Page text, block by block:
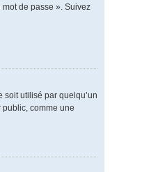
de passe ». Suivez
utilisé par quelqu’un
public, comme une